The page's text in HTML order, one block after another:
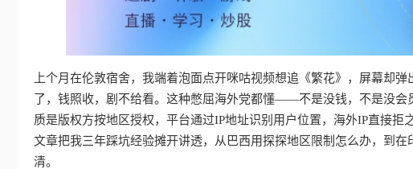
上个月在伦敦宿舍，我端着泡面点开咪咕视频想追《繁花》，屏幕却
了，钱照收，剧不给看。这种憋屈海外党都懂——不是没钱，不是没
质是版权方按地区授权，平台通过IP地址识别用户位置，海外IP直接
文章把我三年踩坑经验摊开讲透，从巴西用探探地区限制怎么办，到
清。